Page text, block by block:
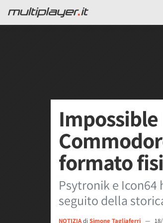
formato
Psytronik e
seguito della
NOTIZIAdi Simone Tagliaferri —